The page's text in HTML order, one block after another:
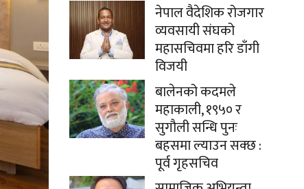
नेपाल वैदेशिक रोजगार
व्यवसायी संघको
महासचिवमा हरि डाँगी
विजयी
बालेनको कदमले
महाकाली, १९५० र
सुगौली सन्धि पुनः
बहसमा ल्याउन सक्छ :
पूर्व गृहसचिव